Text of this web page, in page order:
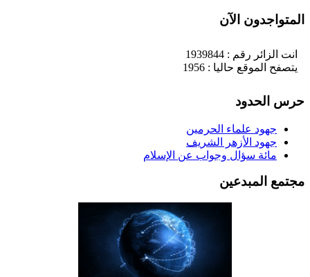
الآن
انت الزائر رقم : 1939844
يتصفح الموقع حاليا : 1956
الحدود
جهود علماء الحرمين
جهود الأزهر الشريف
مائة سؤال وجواب عن الإسلام
المبدعين